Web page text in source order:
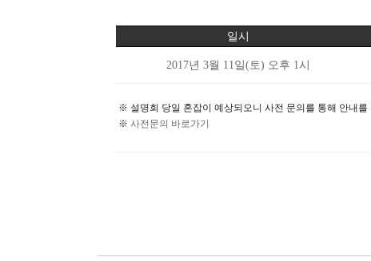
일시
2017년 3월 11일(토) 오후 1시
※ 설명회 당일 혼잡이 예상되오니 사전 문의를 통해 안내를
※ 사전문의 바로가기